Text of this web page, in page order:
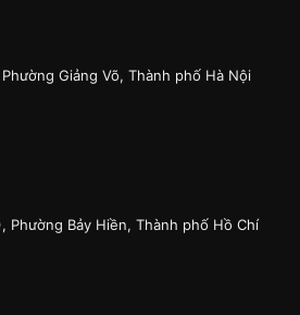
Giảng Võ, Thành phố Hà Nội
Phường Bảy Hiền, Thành phố Hồ Chí